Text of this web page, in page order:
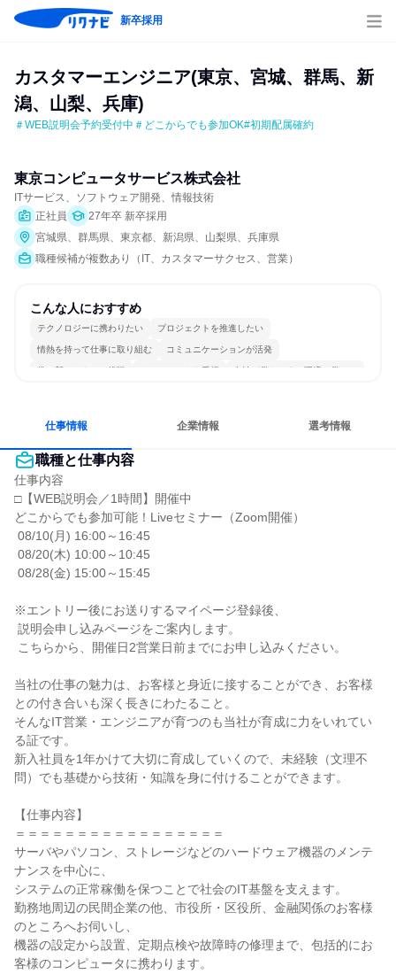
新卒採用
カスタマーエンジニア(東京、宮城、群馬、新
潟、山梨、兵庫)
＃WEB説明会予約受付中＃どこからでも参加OK#初期配属確約
東京コンピュータサービス株式会社
ITサービス、ソフトウェア開発、情報技術
正社員
27年卒 新卒採用
宮城県、群馬県、東京都、新潟県、山梨県、兵庫県
職種候補が複数あり（IT、カスタマーサクセス、営業）
こんな人におすすめ
テクノロジーに携わりたい プロジェクトを推進したい
情熱を持って仕事に取り組む コミュニケーションが活発
常に新しいものに挑戦 チームワークを重視 女性が働きやすい環境で働ける
仕事情報 企業情報 選考情報
職種と仕事内容
仕事内容
□【WEB説明会／1時間】開催中
どこからでも参加可能！Liveセミナー（Zoom開催）
※エントリー後にお送りするマイページ登録後、
当社の仕事の魅力は、お客様と身近に接することができ、お客様
との付き合いも深く長きにわたること。
そんなIT営業・エンジニアが育つのも当社が育成に力をいれてい
る証です。
新入社員を1年かけて大切に育成していくので、未経験（文理不
問）でも基礎から技術・知識を身に付けることができます。
【仕事内容】
＝＝＝＝＝＝＝＝＝＝＝＝＝＝＝＝＝
サーバやパソコン、ストレージなどのハードウェア機器のメンテ
ナンスを中心に、
システムの正常稼働を保つことで社会のIT基盤を支えます。
勤務地周辺の民間企業の他、市役所・区役所、金融関係のお客様
のところへお伺いし、
機器の設定から設置、定期点検や故障時の修理まで、包括的にお
客様のコンピュータに携わります。